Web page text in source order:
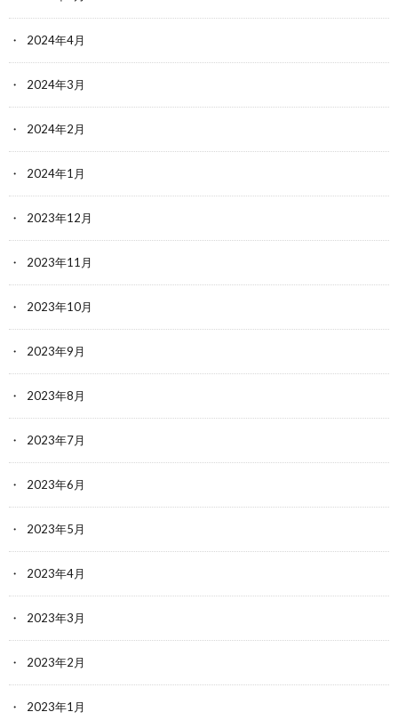
2024年4月
2024年3月
2024年2月
2024年1月
2023年12月
2023年11月
2023年10月
2023年9月
2023年8月
2023年7月
2023年6月
2023年5月
2023年4月
2023年3月
2023年2月
2023年1月